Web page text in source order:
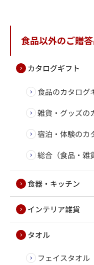
食品以外のご贈
カタログギフト
食品のカタログ
雑貨・グッズの
宿泊・体験のカ
総合（食品・雑
食器・キッチン
インテリア雑貨
タオル
フェイスタオル